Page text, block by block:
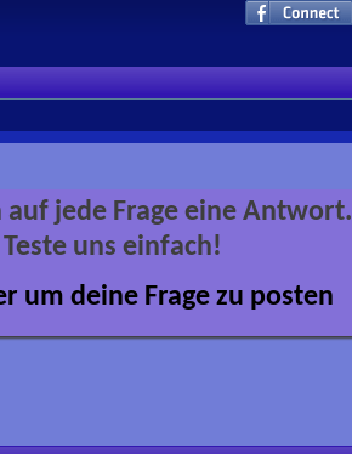
jede Frage eine Antwort.
Teste uns einfach!
um deine Frage zu posten